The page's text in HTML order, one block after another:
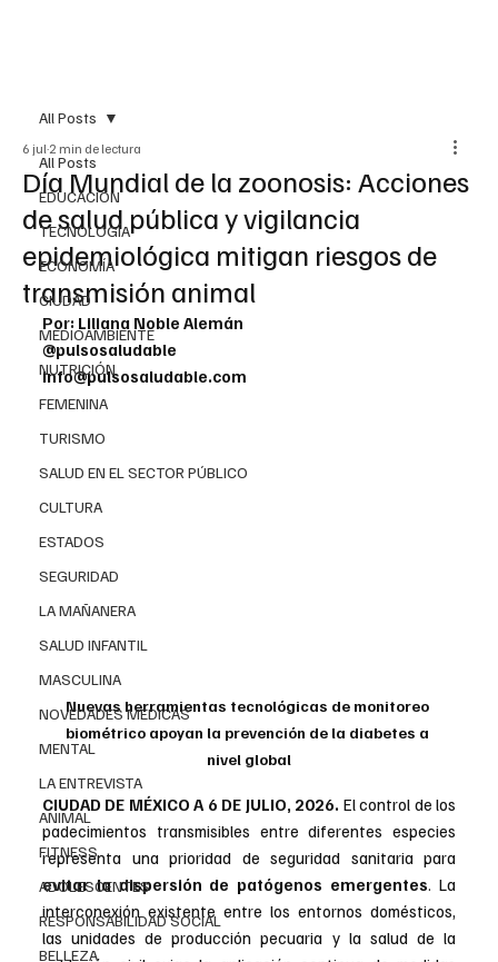
All Posts
EDUCACIÓN
TECNOLOGÍA
ECONOMÍA
CIUDAD
MEDIOAMBIENTE
NUTRICIÓN
FEMENINA
TURISMO
SALUD EN EL SECTOR PÚBLICO
CULTURA
ESTADOS
SEGURIDAD
LA MAÑANERA
SALUD INFANTIL
MASCULINA
NOVEDADES MEDICAS
MENTAL
LA ENTREVISTA
ANIMAL
FITNESS
ADOLESCENTES
RESPONSABILIDAD SOCIAL
BELLEZA
All Posts
Día Mundial de la zoonosis: Acciones
de salud pública y vigilancia
epidemiológica mitigan riesgos de
transmisión animal
6 jul 2 min de lectura
Por: Liliana Noble Alemán
@pulsosaludable
info@pulsosaludable.com
Nuevas herramientas tecnológicas de monitoreo
biométrico apoyan la prevención de la diabetes a
nivel global
CIUDAD DE MÉXICO A 6 DE JULIO, 2026. El control de los
padecimientos transmisibles entre diferentes especies
evitar la dispersión de patógenos emergentes. La
interconexión existente entre los entornos domésticos,
las unidades de producción pecuaria y la salud de la